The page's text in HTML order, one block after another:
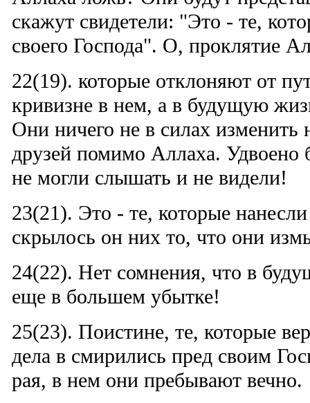
скажут свидетели: "Это - те,
своего Господа". О, проклятие
22(19). которые отклоняют от
кривизне в нем, а в будущую
Они ничего не в силах изменить
друзей помимо Аллаха. Удвоено
не могли слышать и не видели!
23(21). Это - те, которые
скрылось он них то, что они
24(22). Нет сомнения, что в
еще в большем убытке!
25(23). Поистине, те, которые
дела в смирились пред своим
рая, в нем они пребывают вечно.